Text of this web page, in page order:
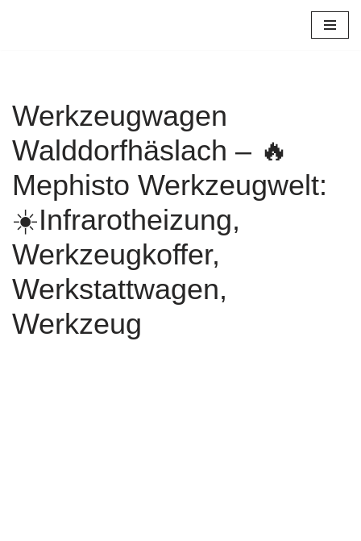
Werkzeugwagen
Walddorfhäslach – 🔥
Mephisto Werkzeugwelt:
☀️Infrarotheizung,
Werkzeugkoffer,
Werkstattwagen,
Werkzeug